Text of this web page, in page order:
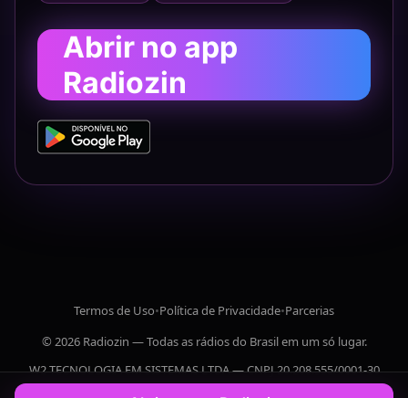
Abrir no app
Radiozin
Termos de Uso•Política de Privacidade•Parcerias
© 2026 Radiozin — Todas as rádios do Brasil em um só lugar.
W2 TECNOLOGIA EM SISTEMAS LTDA — CNPJ 20.208.555/0001-30